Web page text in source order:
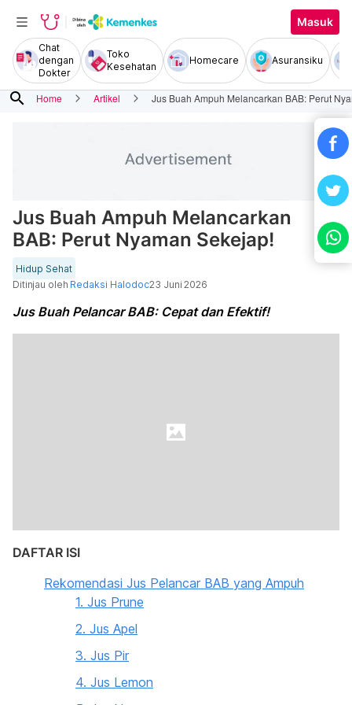
Masuk
Chat
dengan
Dokter
Toko
Kesehatan
Homecare Asuransiku
search Home Artikel Jus Buah Ampuh Melancarkan BAB: Perut
Jus Buah Ampuh Melancarkan
BAB: Perut Nyaman Sekejap!
Hidup Sehat
Ditinjau oleh Redaksi Halodoc23 Juni 2026
Jus Buah Pelancar BAB: Cepat dan Efektif!
DAFTAR ISI
Rekomendasi Jus Pelancar BAB yang Ampuh
1. Jus Prune
2. Jus Apel
3. Jus Pir
4. Jus Lemon